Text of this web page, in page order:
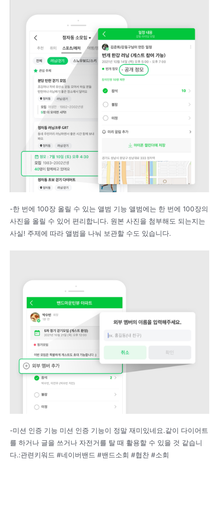
-한 번에 100장 올릴 수 있는 앨범 기능 앨범에는 한 번에 100장의
사진을 올릴 수 있어 편리합니다. 원본 사진을 첨부해도 되는지는
사실! 주제에 따라 앨범을 나눠 보관할 수도 있습니다.
-미션 인증 기능 미션 인증 기능이 정말 재미있네요.같이 다이어트
를 하거나 글을 쓰거나 자전거를 탈 때 활용할 수 있을 것 같습니
다.:관련키워드 #네이버밴드 #밴드소회 #협찬 #소회